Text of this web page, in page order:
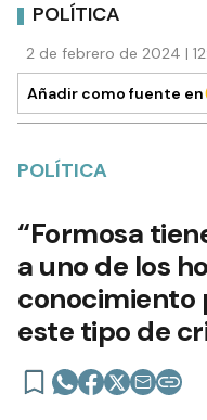
POLÍTICA
2 de febrero de 2024 |
Añadir como fuente en
POLÍTICA
“Formosa
a uno de los
conocimiento
este tipo de